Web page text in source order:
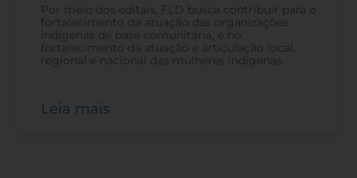
Por meio dos editais, FLD busca contribuir para o
fortalecimento da atuação das organizações
indígenas de base comunitária, e no
fortalecimento da atuação e articulação local,
regional e nacional das mulheres indígenas.
Leia mais